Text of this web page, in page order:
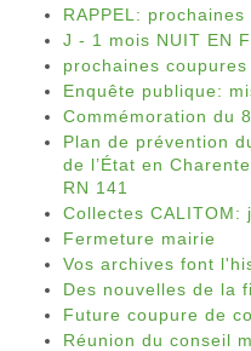
RAPPEL:
J - 1 mois NUIT EN
prochaines
Enquête publique:
Commémoration du
Plan de prévention
de l’État en
RN 141
Collectes CALITOM:
Fermeture mairie
Vos archives font
Des nouvelles de la
Future coupure de
Réunion du conseil